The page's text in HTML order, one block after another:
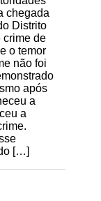
chegada
Distrito
crime de
o temor
não foi
após
a
a
[…]